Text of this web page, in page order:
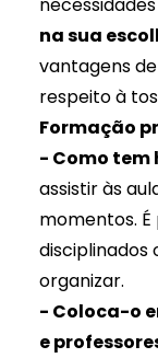
na sua
vantagens
respeito à
Formação
- Como tem
assistir às
momentos.
disciplinados
organizar.
- Coloca-o
e